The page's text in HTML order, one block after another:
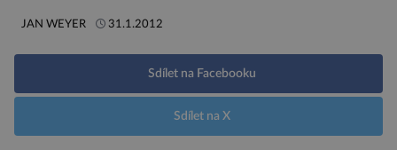
JAN WEYER 31.1.2012
Sdílet na Facebooku
Sdílet na X